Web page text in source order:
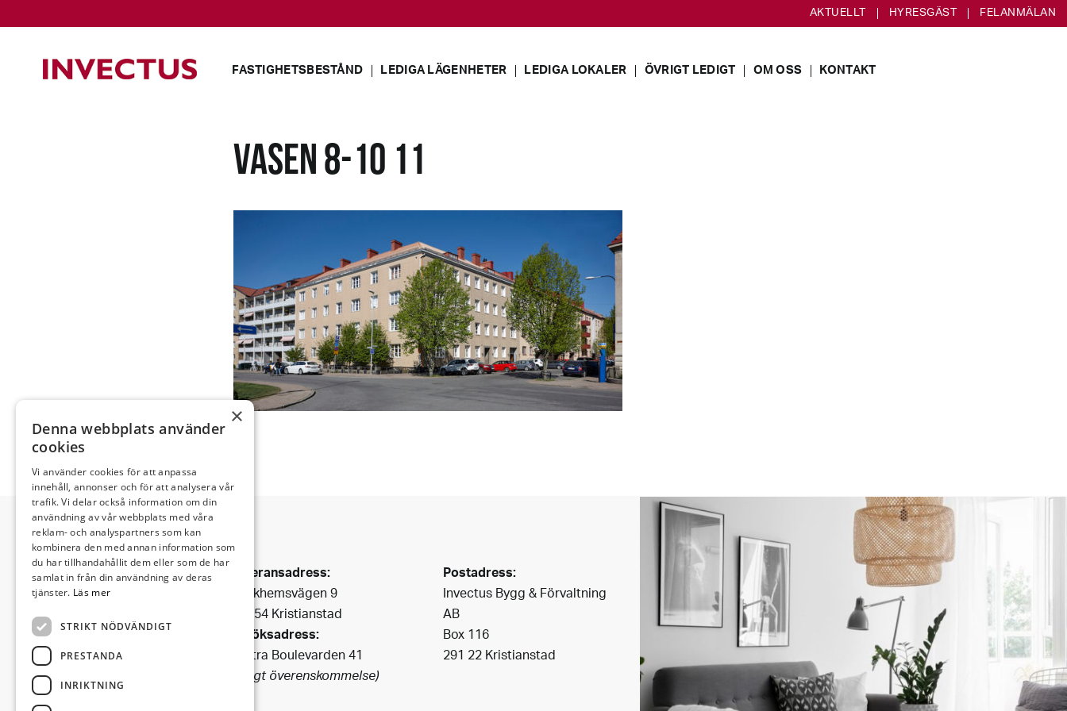
AKTUELLT HYRESGÄST FELANMÄLAN
FASTIGHETSBESTÅND LEDIGA LÄGENHETER LEDIGA LOKALER ÖVRIGT LEDIGT OM OSS KONTAKT
VASEN 8-10 11
Invectus är ett
Bygg & Fastighetsbolag
som har funnits i Kristianstad
sedan 1990.
Vi förvaltar fastigheter i
centrala
Kristianstad och i dess fina
omgivning.
Leveransadress:
Björkhemsvägen 9
291 54 Kristianstad
Besöksadress:
Västra Boulevarden 41
(enligt överenskommelse)
Postadress:
Invectus Bygg & Förvaltning
AB
Box 116
291 22 Kristianstad
×
Denna webbplats använder
cookies
Vi använder cookies för att anpassa
innehåll, annonser och för att analysera vår
trafik. Vi delar också information om din
användning av vår webbplats med våra
reklam- och analyspartners som kan
kombinera den med annan information som
du har tillhandahållit dem eller som de har
samlat in från din användning av deras
tjänster. Läs mer
STRIKT NÖDVÄNDIGT
PRESTANDA
INRIKTNING